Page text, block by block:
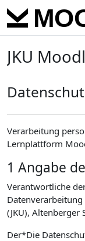
Skip to main content
JKU
Verarbeitung
Lernplattform
1 Angabe
Verantwortliche
Datenverarbeitung
(JKU), Altenberger
Der*Die